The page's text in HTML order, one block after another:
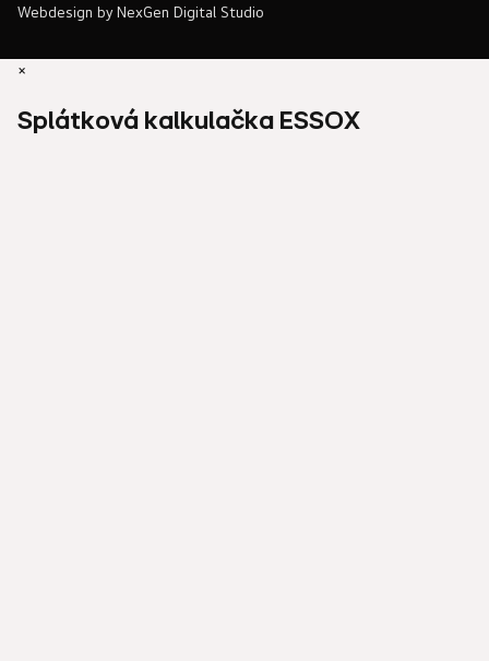
Webdesign by NexGen Digital Studio
×
Splátková kalkulačka ESSOX